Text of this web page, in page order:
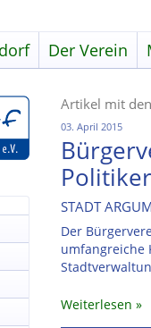
Der Verein
Artikel mit
03. April 2015
STADT
Der
umfangreiche
Weiterlesen